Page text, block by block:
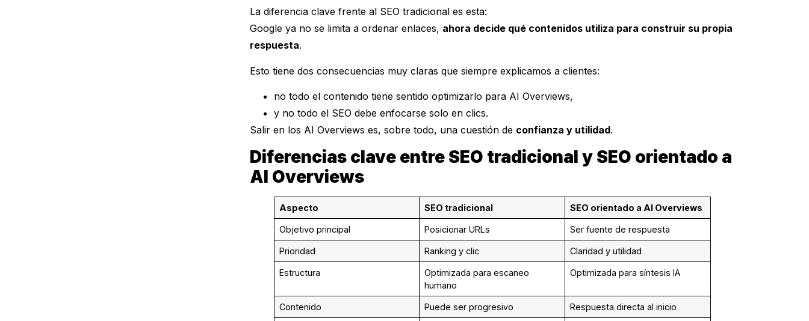
La diferencia clave frente al SEO tradicional es esta:
Google ya no se limita a ordenar enlaces, ahora decide qué contenidos utiliza para construir su propia
respuesta.
Esto tiene dos consecuencias muy claras que siempre explicamos a clientes:
no todo el contenido tiene sentido optimizarlo para AI Overviews,
y no todo el SEO debe enfocarse solo en clics.
Salir en los AI Overviews es, sobre todo, una cuestión de confianza y utilidad.
Diferencias clave entre SEO tradicional y SEO orientado a
AI Overviews
Aspecto SEO tradicional SEO orientado a AI Overviews
Objetivo principal Posicionar URLs Ser fuente de respuesta
Prioridad Ranking y clic Claridad y utilidad
Estructura
Optimizada para escaneo
humano
Optimizada para síntesis IA
Contenido Puede ser progresivo Respuesta directa al inicio